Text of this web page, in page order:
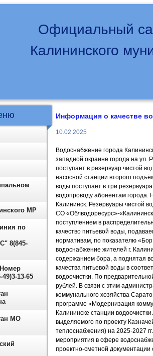
Официальный
Калининского
Информация о качестве
10.02.2025
Водоснабжение города
западной окраине города на ул.
поступает в резервуар чистой
насосной станции второго
воды поступает в три
водопроводу абонентам города.
Калининск. Резервуары чистой
СО «Облводоресурс»-
поступлением в
качество питьевой воды,
нормативам, по показателю
водоснабжение жителей г.
содержанием бора, а поднятая
качества питьевой воды в
водоочистки. По
рублей. В связи с этим
коммунального хозяйства
программе «Модернизация
Калининске станции
выделяемого по проекту
теплоснабжения) на 2025-2027
мероприятия в сфере
проектно-сметной документации
МР
по
8(845-
13-65
МО